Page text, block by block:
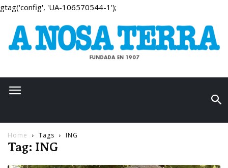
gtag('config', 'UA-106570544-1');
Home Tags ING
Tag: ING